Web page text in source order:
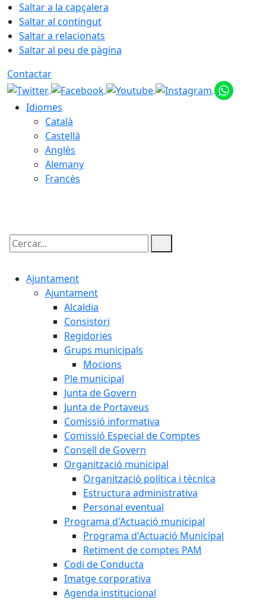
Saltar a la capçalera
Saltar al contingut
Saltar a relacionats
Saltar al peu de pàgina
Contactar
Idiomes
Català
Castellà
Anglès
Alemany
Francès
Cercar:
Ajuntament
Ajuntament
Alcaldia
Consistori
Regidories
Grups municipals
Mocions
Ple municipal
Junta de Govern
Junta de Portaveus
Comissió informativa
Comissió Especial de Comptes
Consell de Govern
Organització municipal
Organització política i tècnica
Estructura administrativa
Personal eventual
Programa d'Actuació municipal
Programa d'Actuació Municipal
Retiment de comptes PAM
Codi de Conducta
Imatge corporativa
Agenda institucional